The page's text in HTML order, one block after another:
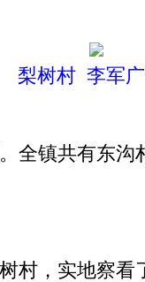
梨树村 李军
镇共有东沟
，实地察看